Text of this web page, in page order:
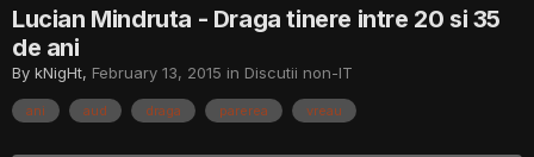
Lucian Mindruta - Draga tinere intre 20 si 35
de ani
By kNigHt, February 13, 2015 in Discutii non-IT
ani aud draga parerea vreau